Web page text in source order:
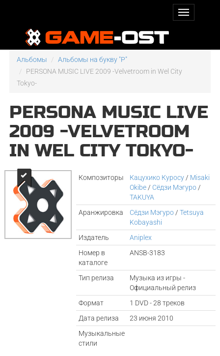
Альбомы
Альбомы на букву "P"
PERSONA MUSIC LIVE 2009 -Velvetroom in Wel City
Tokyo-
PERSONA MUSIC LIVE
2009 -VELVETROOM
IN WEL CITY TOKYO-
Композиторы Кацухико Куросу / Misaki
Okibe / Сёдзи Мэгуро /
TAKUYA
Аранжировка
Сёдзи Мэгуро /Tetsuya
Kobayashi
Издатель
Aniplex
Номер в
каталоге
ANSB-3183
Тип релиза
Музыка из игры -
Официальный релиз
Формат
1 DVD - 28 треков
Дата релиза
23 июня 2010
Музыкальные
стили